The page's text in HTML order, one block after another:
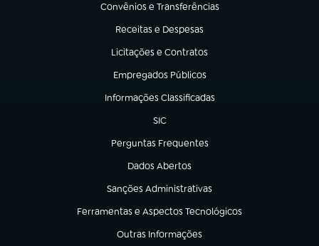
Convênios e Transferências
(abre em nova aba)
Receitas e Despesas
(abre em nova aba)
Licitações e Contratos
(abre em nova aba)
Empregados Públicos
(abre em nova aba)
Informações Classificadas
(abre em nova aba)
SIC
(abre em nova aba)
Perguntas Frequentes
(abre em nova aba)
Dados Abertos
(abre em nova aba)
Sanções Administrativas
(abre em nova aba)
Ferramentas e Aspectos Tecnológicos
(abre em nova aba)
Outras Informações
(abre em nova aba)